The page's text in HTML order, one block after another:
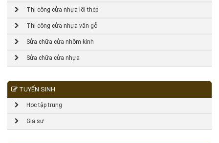
Thi công cửa nhựa lõi thép
Thi công cửa nhựa vân gỗ
Sửa chữa cửa nhôm kính
Sửa chữa cửa nhựa
TUYỂN SINH
Học tập trung
Gia sư